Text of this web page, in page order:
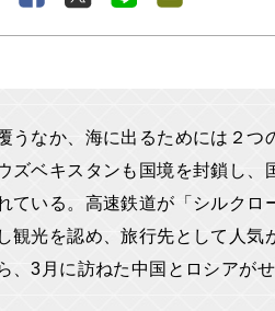
うなか、海に出るためには２つ
ズベキスタンも国境を封鎖し、
ている。高速鉄道が「シルクロ
観光を認め、旅行先として人気
、3月に訪ねた中国とロシアが